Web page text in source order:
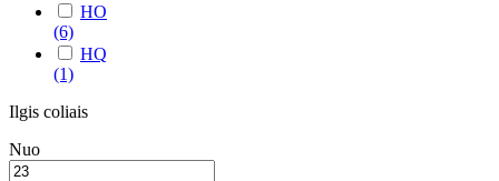
HO
(6)
HQ
(1)
Ilgis coliais
Nuo